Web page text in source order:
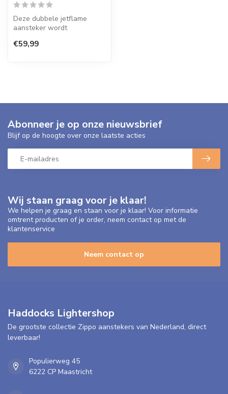
Deze dubbele jetflame
aansteker wordt
het schuifje aa...
€59,99
Wij staan graag voor je klaar!
We helpen je graag en staan voor je klaar! Voor informatie
omtrent producten of je order, neem contact op met de
klantenservice
Neem contact op
Abonneer je op onze nieuwsbrief
Blijf op de hoogte over onze laatste acties
Haddocks Lightershop
De grootste collectie Zippo aanstekers van Nederland, direct
leverbaar!
Populierweg 45
6222 CP Maastricht